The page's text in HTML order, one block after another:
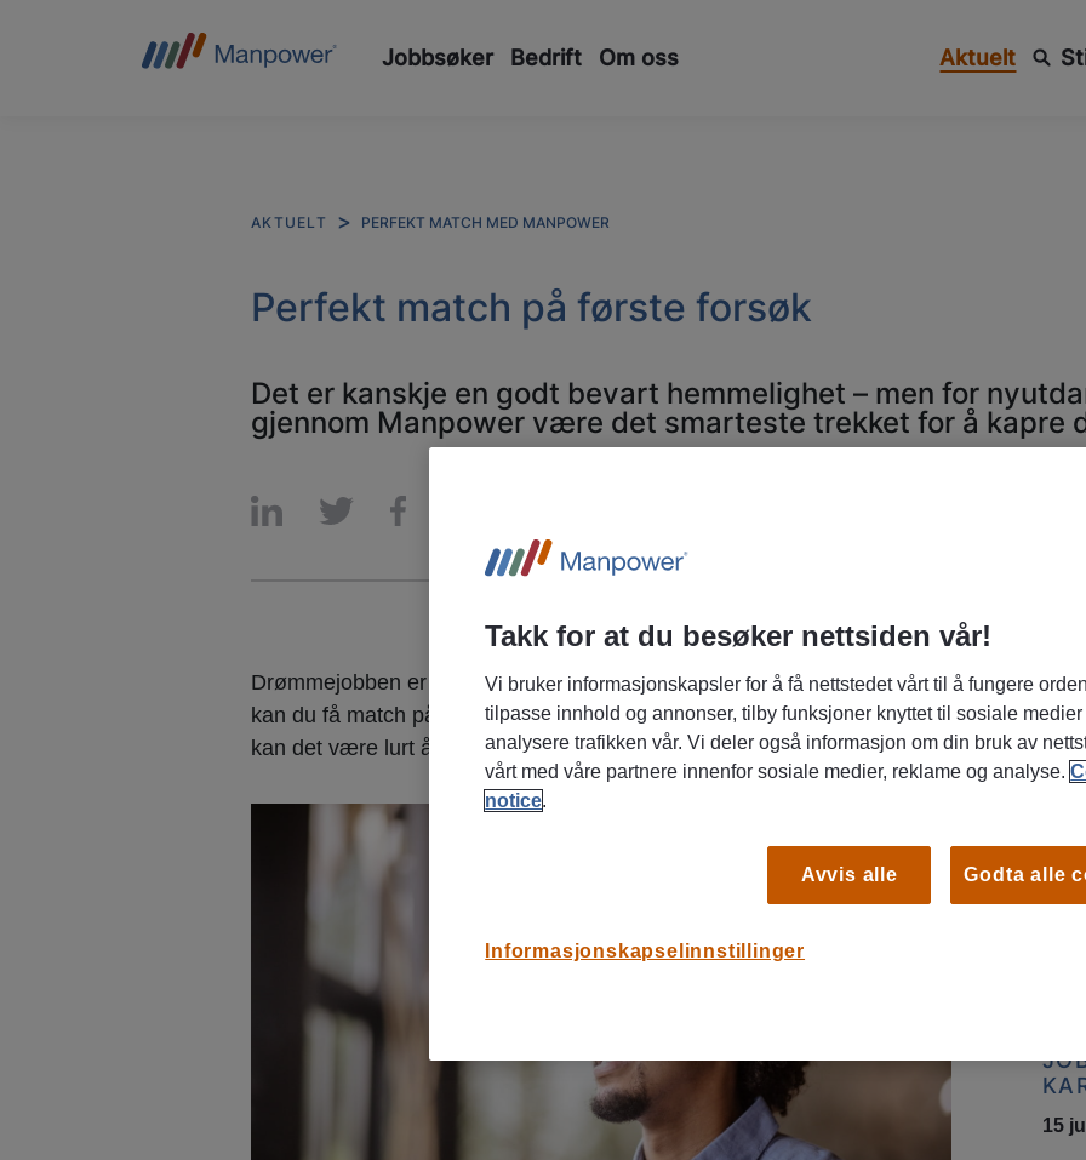
Jobbsøker Bedrift Om oss Aktuelt
AKTUELT PERFEKT MATCH MED MANPOWER
Perfekt match på første forsøk
Det er kanskje en godt bevart hemmelighet – men for
gjennom Manpower være det smarteste trekket for å kapre
Drømmejobben er litt som å finne den store kjærligheten. Er du heldig,
kan du få match på første forsøk. Men for å få den perfekte matchen,
kan det være lurt å først undersøke hvilke muligheter du har.
Du
i
13
En
15
Takk for at du besøker nettsiden vår!
Vi bruker informasjonskapsler for å få nettstedet vårt til å fungere
tilpasse innhold og annonser, tilby funksjoner knyttet til sosiale medier
analysere trafikken vår. Vi deler også informasjon om din bruk av
vårt med våre partnere innenfor sosiale medier, reklame og analyse.
notice.
Informasjonskapselinnstillinger
Avvis alle Godta alle